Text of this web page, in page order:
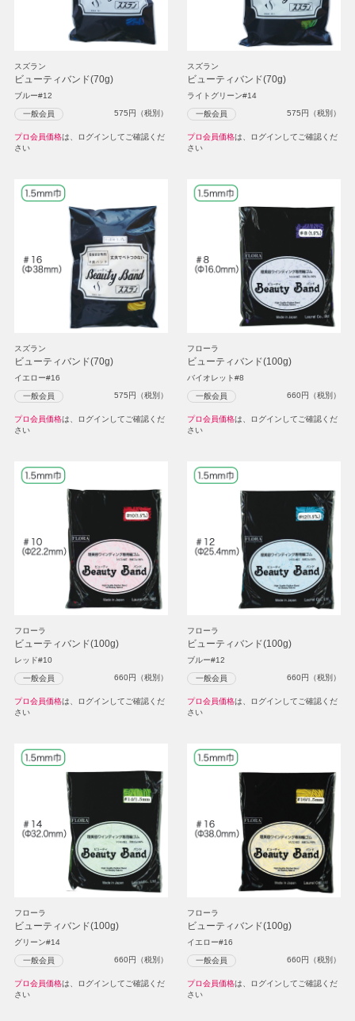
スズラン
ビューティバンド(70g)
ブルー#12
一般会員 575円（税別）
プロ会員価格は、ログインしてご確認くだ
さい
スズラン
ビューティバンド(70g)
ライトグリーン#14
一般会員 575円（税別）
プロ会員価格は、ログインしてご確認くだ
さい
スズラン
ビューティバンド(70g)
イエロー#16
一般会員 575円（税別）
プロ会員価格は、ログインしてご確認くだ
さい
フローラ
ビューティバンド(100g)
バイオレット#8
一般会員 660円（税別）
プロ会員価格は、ログインしてご確認くだ
さい
フローラ
ビューティバンド(100g)
レッド#10
一般会員 660円（税別）
プロ会員価格は、ログインしてご確認くだ
さい
フローラ
ビューティバンド(100g)
ブルー#12
一般会員 660円（税別）
プロ会員価格は、ログインしてご確認くだ
さい
フローラ
ビューティバンド(100g)
グリーン#14
一般会員 660円（税別）
プロ会員価格は、ログインしてご確認くだ
さい
フローラ
ビューティバンド(100g)
イエロー#16
一般会員 660円（税別）
プロ会員価格は、ログインしてご確認くだ
さい